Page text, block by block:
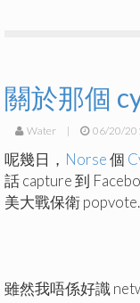
關於那個
Water | 06/20/
呢幾日， Norse個
話 capture 到
美大戰保衛
雖然我唔係好識